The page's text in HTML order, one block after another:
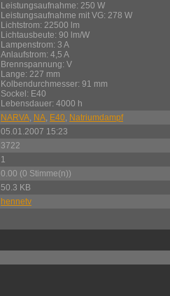
Leistungsaufnahme: 250 W
Leistungsaufnahme mit VG: 278 W
Lichtstrom: 22500 lm
Lichtausbeute: 90 lm/W
Lampenstrom: 3 A
Anlaufstrom: 4,5 A
Brennspannung: V
Lange: 227 mm
Kolbendurchmesser: 91 mm
Sockel: E40
Lebensdauer: 4000 h
NARVA, NA, E40, Natriumdampf
05.01.2007 15:23
3722
1
0.00 (0 Stimme(n))
50.3 KB
hennetv